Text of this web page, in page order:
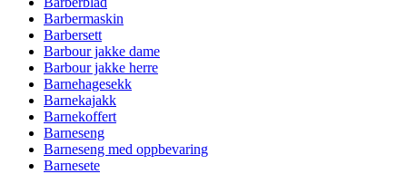
Barbermaskin
Barbersett
Barbour jakke dame
Barbour jakke herre
Barnehagesekk
Barnekajakk
Barnekoffert
Barneseng
Barneseng med oppbevaring
Barnesete